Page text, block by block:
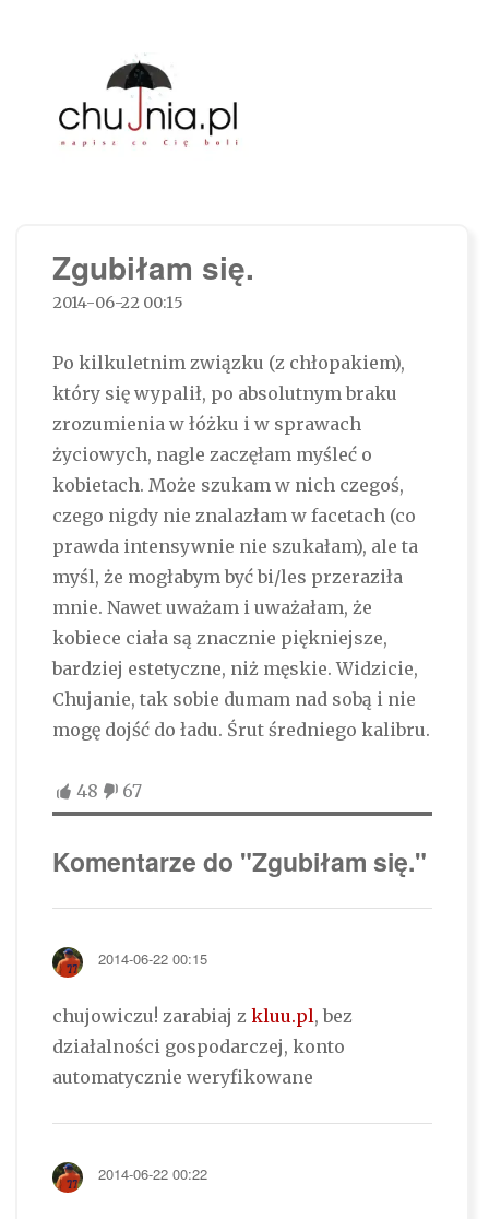
Zgubiłam się.
2014-06-22 00:15
Po kilkuletnim związku (z chłopakiem),
który się wypalił, po absolutnym braku
zrozumienia w łóżku i w sprawach
życiowych, nagle zaczęłam myśleć o
kobietach. Może szukam w nich czegoś,
czego nigdy nie znalazłam w facetach (co
prawda intensywnie nie szukałam), ale ta
myśl, że mogłabym być bi/les przeraziła
mnie. Nawet uważam i uważałam, że
kobiece ciała są znacznie piękniejsze,
bardziej estetyczne, niż męskie. Widzicie,
Chujanie, tak sobie dumam nad sobą i nie
mogę dojść do ładu. Śrut średniego kalibru.
48 67
Komentarze do "Zgubiłam się."
2014-06-22 00:15
chujowiczu! zarabiaj z kluu.pl, bez
działalności gospodarczej, konto
automatycznie weryfikowane
2014-06-22 00:22